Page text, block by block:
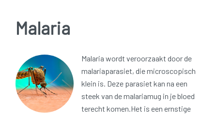
Malaria
Malaria wordt veroorzaakt door de
malariaparasiet, die microscopisch
klein is. Deze parasiet kan na een
steek van de malariamug in je bloed
terecht komen.Het is een ernstige